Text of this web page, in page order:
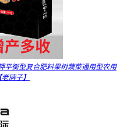
平衡型复合肥料果树蔬菜通用型农用
牌子】